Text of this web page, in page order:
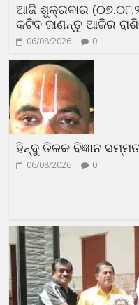
ଆଜି ଶୁକ୍ରବାର
କଟିବ ଜାଣନ୍ତୁ ଆଜିର
06/08/2026 0
ହିନ୍ଦୁ ତିଳକ ବିଜ୍ଞାନ ସମ୍ମତ
06/08/2026 0